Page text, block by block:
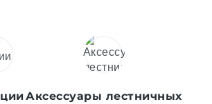
Аксессуары лестничных